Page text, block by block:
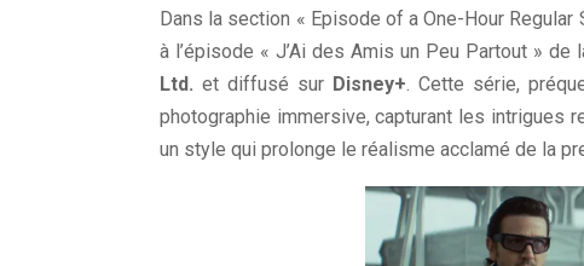
Dans la section « Episode of a One-Hour Regular
à l’épisode « J’Ai des Amis un Peu Partout » de
Ltd. et diffusé sur Disney+. Cette série,
photographie immersive, capturant les intrigues
un style qui prolonge le réalisme acclamé de la